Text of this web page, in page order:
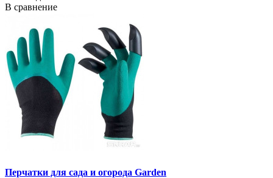
В сравнение
Перчатки для сада и огорода Garden